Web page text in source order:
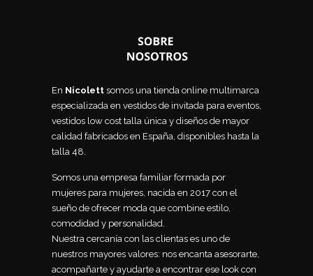
En Nicolett somos una tienda online multimarca
especializada en vestidos de invitada para eventos,
vestidos low cost talla única y diseños de mayor
calidad fabricados en España, disponibles hasta la
talla 48.
Somos una empresa familiar formada por
mujeres para mujeres, nacida en 2017 con el
sueño de ofrecer moda que combine estilo,
comodidad y personalidad.
Nuestra cercanía con las clientas es uno de
nuestros mayores valores: nos encanta asesorarte,
acompañarte y ayudarte a encontrar ese look con